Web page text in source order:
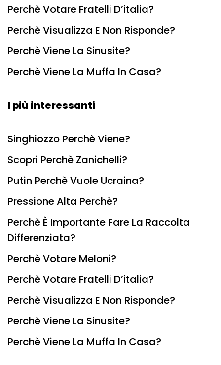
Perchè Votare Fratelli D’italia?
Perchè Visualizza E Non Risponde?
Perchè Viene La Sinusite?
Perchè Viene La Muffa In Casa?
I più interessanti
Singhiozzo Perchè Viene?
Scopri Perchè Zanichelli?
Putin Perchè Vuole Ucraina?
Pressione Alta Perchè?
Perchè È Importante Fare La Raccolta
Differenziata?
Perchè Votare Meloni?
Perchè Votare Fratelli D’italia?
Perchè Visualizza E Non Risponde?
Perchè Viene La Sinusite?
Perchè Viene La Muffa In Casa?